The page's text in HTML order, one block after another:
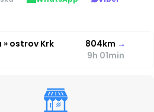
» ostrov Krk 804km →
9h 01min